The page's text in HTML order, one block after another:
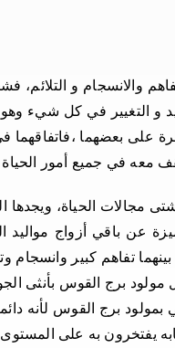
والانسجام و التلائم،
و التغيير في كل شيء
على بعضهما
معه في جميع أمور
مجالات الحياة،
عن باقي أزواج مواليد
تفاهم كبير
مولود برج القوس بأنثى
برج القوس لأنه
يفتخرون به على